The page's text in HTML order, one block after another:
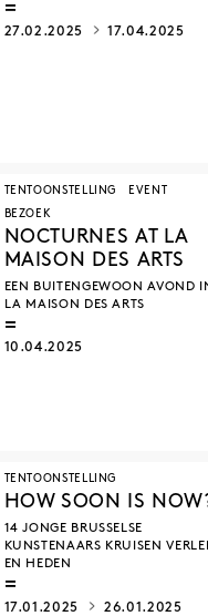
27.02.2025 17.04.2025
TENTOONSTELLING
EVENT
BEZOEK
NOCTURNES AT LA
MAISON DES ARTS
EEN BUITENGEWOON AVOND
LA MAISON DES ARTS
10.04.2025
TENTOONSTELLING
HOW SOON IS
14 JONGE BRUSSELSE
KUNSTENAARS KRUISEN
EN HEDEN
17.01.2025 26.01.2025